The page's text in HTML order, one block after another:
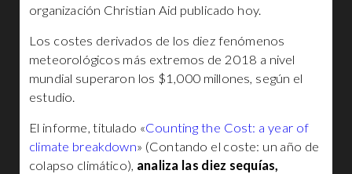
organización Christian Aid publicado hoy.
Los costes derivados de los diez fenómenos
meteorológicos más extremos de 2018 a nivel
mundial superaron los $1,000 millones, según el
estudio.
El informe, titulado «Counting the Cost: a year of
climate breakdown» (Contando el coste: un año de
colapso climático), analiza las diez sequías,